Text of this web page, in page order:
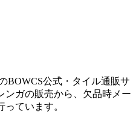
BOWCS公式・タイル通販サ
ンガの販売から、欠品時メー
ています。